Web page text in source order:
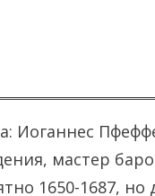
Иоганнес
мастер
1650-1687, но